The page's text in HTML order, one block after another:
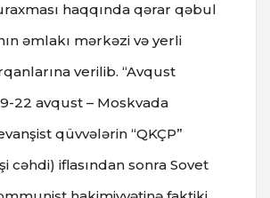
haqqında qərar qəbul
əmlakı mərkəzi və yerli
verilib. “Avqust
22 avqust – Moskvada
qüvvələrin “QKÇP”
cəhdi) iflasından sonra Sovet